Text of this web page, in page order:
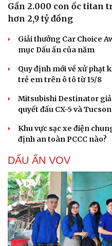
Cải chính
Gần 2.000 con ốc titan
hơn 2,9 tỷ đồng
Giải thưởng Car Choice
mục Dấu ấn của năm
Quy định mới về xử phạt
trẻ em trên ô tô từ 15/8
Mitsubishi Destinator
quyết đấu CX-5 và Tucson
Khu vực sạc xe điện
định an toàn PCCC nào?
DẤU ẤN VOV